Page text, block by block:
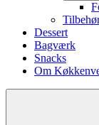
Dessert
Bagværk
Snacks
Om